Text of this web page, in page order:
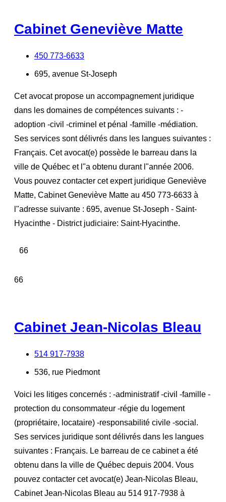
Cabinet Geneviève Matte
450 773-6633
695, avenue St-Joseph
Cet avocat propose un accompagnement juridique
dans les domaines de compétences suivants : -
adoption -civil -criminel et pénal -famille -médiation.
Ses services sont délivrés dans les langues suivantes :
Français. Cet avocat(e) possède le barreau dans la
ville de Québec et l"a obtenu durant l"année 2006.
Vous pouvez contacter cet expert juridique Geneviève
Matte, Cabinet Geneviève Matte au 450 773-6633 à
l"adresse suivante : 695, avenue St-Joseph - Saint-
Hyacinthe - District judiciaire: Saint-Hyacinthe.
66
66
Cabinet Jean-Nicolas Bleau
514 917-7938
536, rue Piedmont
Voici les litiges concernés : -administratif -civil -famille -
protection du consommateur -régie du logement
(propriétaire, locataire) -responsabilité civile -social.
Ses services juridique sont délivrés dans les langues
suivantes : Français. Le barreau de ce cabinet a été
obtenu dans la ville de Québec depuis 2004. Vous
pouvez contacter cet avocat(e) Jean-Nicolas Bleau,
Cabinet Jean-Nicolas Bleau au 514 917-7938 à